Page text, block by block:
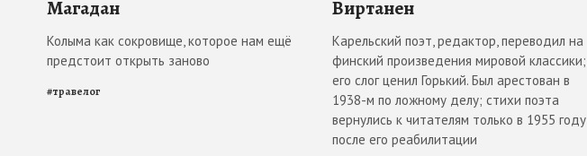
Магадан
Колыма как сокровище, которое нам ещё
предстоит открыть заново
#травелог
Виртанен
Карельский поэт, редактор, переводил на
финский произведения мировой классики;
его слог ценил Горький. Был арестован в
1938-м по ложному делу; стихи поэта
вернулись к читателям только в 1955 году
после его реабилитации